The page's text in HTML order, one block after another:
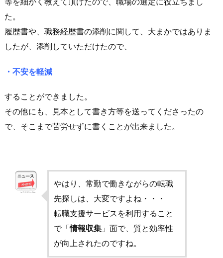
た。
履歴書や、職務経歴書の添削に関して、大まかではありま
したが、添削していただけたので、
・不安を軽減
することができました。
その他にも、見本として書き方等を送ってくださったの
で、そこまで苦労せずに書くことが出来ました。
やはり、常勤で働きながらの転職
先探しは、大変ですよね・・・
転職支援サービスを利用すること
で「情報収集 」面で、質と効率性
が向上されたのですね。